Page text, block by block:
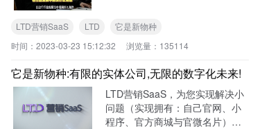
LTD营销SaaS LTD
它是新物种
时间： 2023-03-23 15:12:32 浏览量： 135114
它是新物种:有限的实体公司,无限的数字化未来!
LTD营销SaaS，为您实现解决小
问题（实现拥有：自己官网、小
程序、官方商城与官微名片），